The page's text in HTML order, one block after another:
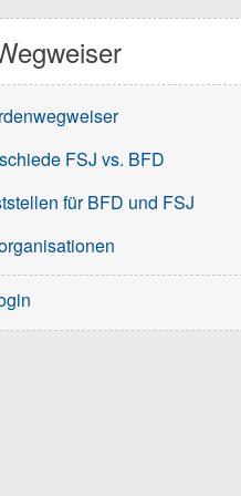
FSJ vs. BFD
für BFD und FSJ